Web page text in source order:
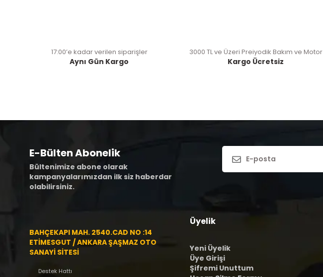
17:00’e kadar verilen siparişler
Aynı Gün Kargo
3000 TL ve Üzeri Preiyodik Bakım ve Motor
Kargo Ücretsiz
E-Bülten Abonelik
Bültenimize abone olarak
kampanyalarımızdan ilk siz haberdar
olabilirsiniz.
BAHÇEKAPI MAH. 2540.CAD NO :14
ETİMESGUT / ANKARA ŞAŞMAZ OTO
SANAYİ SİTESİ
Destek Hattı
Üyelik
Yeni Üyelik
Üye Girişi
Şifremi Unuttum